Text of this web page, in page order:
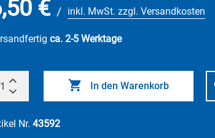
€ / inkl. MwSt. zzgl. Versandkosten
ca. 2-5 Werktage
In den Warenkorb
Nr. 43592